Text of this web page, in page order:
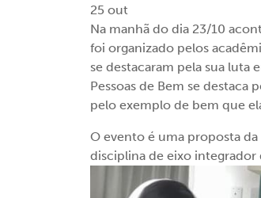
25 out
Na manhã do dia 23/10
foi organizado pelos
se destacaram pela sua luta
Pessoas de Bem se
pelo exemplo de bem que
O evento é uma proposta
disciplina de eixo integrador